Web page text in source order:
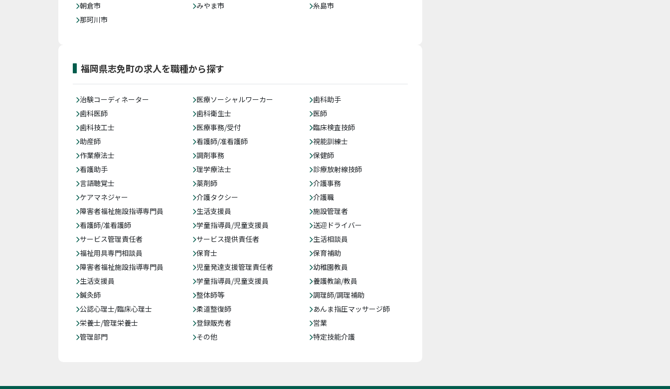
朝倉市
みやま市
糸島市
那珂川市
福岡県志免町の求人を職種から探す
治験コーディネーター 医療ソーシャルワーカー
歯科助手
歯科医師
歯科衛生士
医師
歯科技工士
医療事務/受付
臨床検査技師
助産師
看護師/准看護師
視能訓練士
作業療法士
調剤事務
保健師
看護助手
理学療法士
診療放射線技師
言語聴覚士
薬剤師
介護事務
ケアマネジャー
介護タクシー
介護職
障害者福祉施設指導専門員
生活支援員
施設管理者
看護師/准看護師
学童指導員/児童支援員
送迎ドライバー
サービス管理責任者
サービス提供責任者
生活相談員
福祉用具専門相談員
保育士
保育補助
障害者福祉施設指導専門員
児童発達支援管理責任者
幼稚園教員
生活支援員
学童指導員/児童支援員
養護教諭/教員
鍼灸師
整体師等
調理師/調理補助
公認心理士/臨床心理士
柔道整復師
あんま指圧マッサージ師
栄養士/管理栄養士
登録販売者
営業
管理部門
その他 特定技能介護